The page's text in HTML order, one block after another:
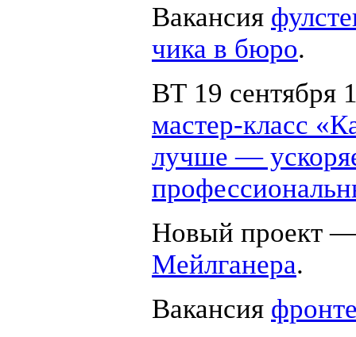
Вакансия
чика в бюро.
ВТ 19 сентября
мастер-класс
лучше —
Новый проект
Мейлганера.
Вакансия